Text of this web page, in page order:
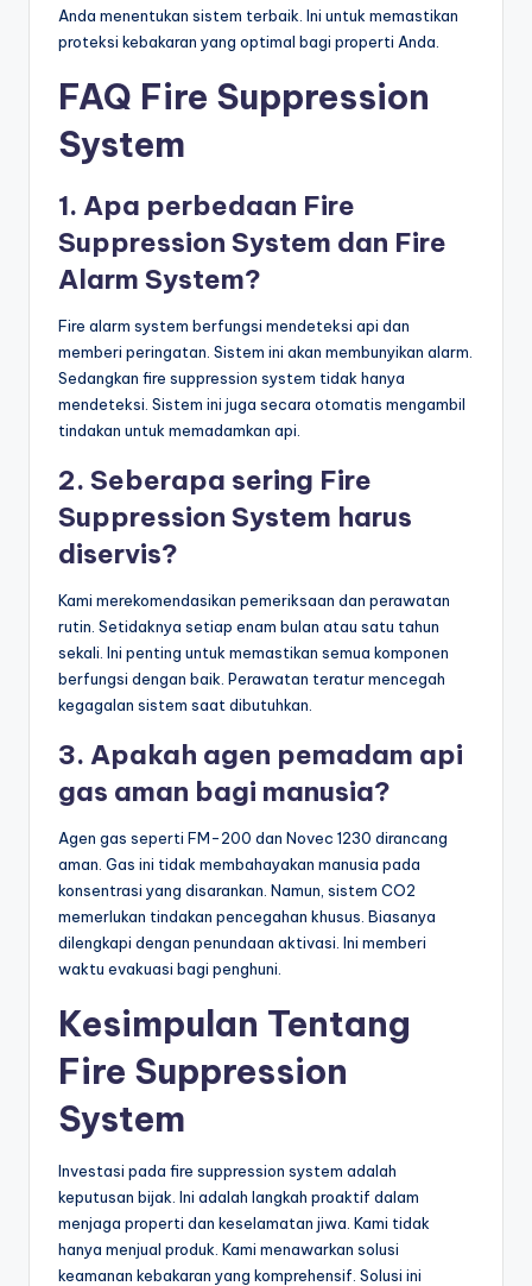
Anda menentukan sistem terbaik. Ini untuk memastikan
proteksi kebakaran yang optimal bagi properti Anda.
FAQ Fire Suppression
System
1. Apa perbedaan Fire
Suppression System dan Fire
Alarm System?
Fire alarm system berfungsi mendeteksi api dan
memberi peringatan. Sistem ini akan membunyikan alarm.
Sedangkan fire suppression system tidak hanya
mendeteksi. Sistem ini juga secara otomatis mengambil
tindakan untuk memadamkan api.
2. Seberapa sering Fire
Suppression System harus
diservis?
Kami merekomendasikan pemeriksaan dan perawatan
rutin. Setidaknya setiap enam bulan atau satu tahun
sekali. Ini penting untuk memastikan semua komponen
berfungsi dengan baik. Perawatan teratur mencegah
kegagalan sistem saat dibutuhkan.
3. Apakah agen pemadam api
gas aman bagi manusia?
Agen gas seperti FM-200 dan Novec 1230 dirancang
aman. Gas ini tidak membahayakan manusia pada
konsentrasi yang disarankan. Namun, sistem CO2
memerlukan tindakan pencegahan khusus. Biasanya
dilengkapi dengan penundaan aktivasi. Ini memberi
waktu evakuasi bagi penghuni.
Kesimpulan Tentang
Fire Suppression
System
Investasi pada fire suppression system adalah
keputusan bijak. Ini adalah langkah proaktif dalam
menjaga properti dan keselamatan jiwa. Kami tidak
hanya menjual produk. Kami menawarkan solusi
keamanan kebakaran yang komprehensif. Solusi ini